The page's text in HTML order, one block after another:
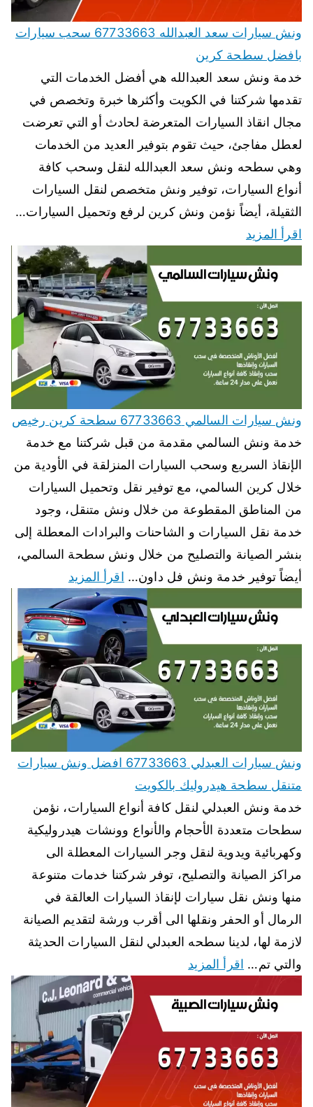
ونش سيارات سعد العبدالله 67733663 سحب سيارات
بافضل سطحة كرين
خدمة ونش سعد العبدالله هي أفضل الخدمات التي
تقدمها شركتنا في الكويت وأكثرها خبرة وتخصص في
مجال انقاذ السيارات المتعرضة لحادث أو التي تعرضت
لعطل مفاجئ، حيث تقوم بتوفير العديد من الخدمات
وهي سطحه ونش سعد العبدالله لنقل وسحب كافة
أنواع السيارات، توفير ونش متخصص لنقل السيارات
الثقيلة، أيضاً نؤمن ونش كرين لرفع وتحميل السيارات…
اقرأ المزيد
ونش سيارات السالمي 67733663 سطحة كرين رخيص
خدمة ونش السالمي مقدمة من قبل شركتنا مع خدمة
الإنقاذ السريع وسحب السيارات المنزلقة في الأودية من
خلال كرين السالمي، مع توفير نقل وتحميل السيارات
من المناطق المقطوعة من خلال ونش متنقل، وجود
خدمة نقل السيارات و الشاحنات والبرادات المعطلة إلى
بنشر الصيانة والتصليح من خلال ونش سطحة السالمي،
أيضاً توفير خدمة ونش فل داون… اقرأ المزيد
ونش سيارات العبدلي 67733663 افضل ونش سيارات
متنقل سطحة هيدروليك بالكويت
خدمة ونش العبدلي لنقل كافة أنواع السيارات، نؤمن
سطحات متعددة الأحجام والأنواع وونشات هيدروليكية
وكهربائية ويدوية لنقل وجر السيارات المعطلة الى
مراكز الصيانة والتصليح، توفر شركتنا خدمات متنوعة
منها ونش نقل سيارات لإنقاذ السيارات العالقة في
الرمال أو الحفر ونقلها الى أقرب ورشة لتقديم الصيانة
لازمة لها، لدينا سطحه العبدلي لنقل السيارات الحديثة
والتي تم… اقرأ المزيد